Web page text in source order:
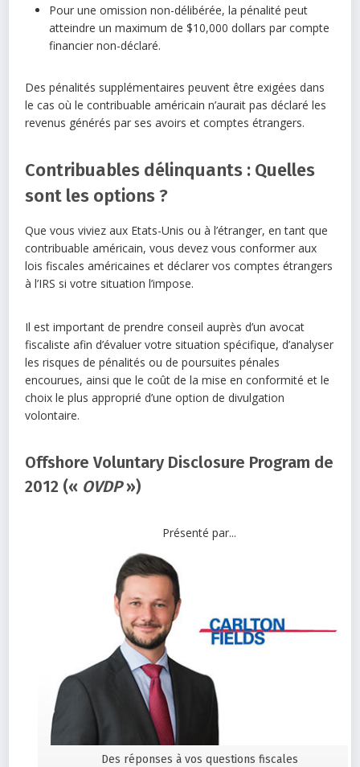
Pour une omission non-délibérée, la pénalité peut
atteindre un maximum de $10,000 dollars par compte
financier non-déclaré.
Des pénalités supplémentaires peuvent être exigées dans
le cas où le contribuable américain n’aurait pas déclaré les
revenus générés par ses avoirs et comptes étrangers.
Contribuables délinquants : Quelles
sont les options ?
Que vous viviez aux Etats-Unis ou à l’étranger, en tant que
contribuable américain, vous devez vous conformer aux
lois fiscales américaines et déclarer vos comptes étrangers
à l’IRS si votre situation l’impose.
Il est important de prendre conseil auprès d’un avocat
fiscaliste afin d’évaluer votre situation spécifique, d’analyser
les risques de pénalités ou de poursuites pénales
encourues, ainsi que le coût de la mise en conformité et le
choix le plus approprié d’une option de divulgation
volontaire.
Offshore Voluntary Disclosure Program de
2012 (« OVDP»)
Présenté par...
Des réponses à vos questions fiscales